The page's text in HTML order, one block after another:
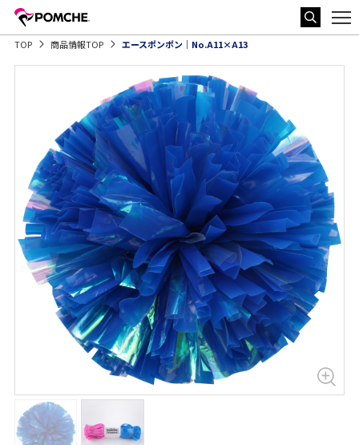
TOP 商品情報TOP エースポンポン｜No.A11×A13